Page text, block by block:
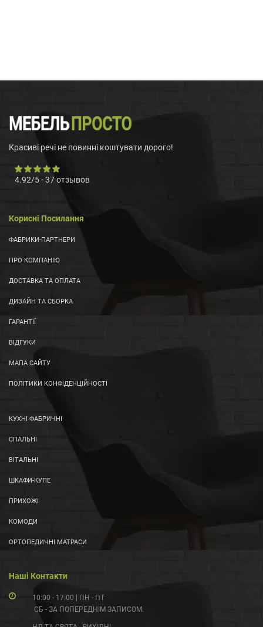
Красиві речі не повинні коштувати дорого!
4.92/5-37отзывов
Корисні Посилання
ФАБРИКИ-ПАРТНЕРИ
ПРО КОМПАНІЮ
ДОСТАВКА ТА ОПЛАТА
ДИЗАЙН ТА СБОРКА
ГАРАНТІЇ
ВІДГУКИ
МАПА САЙТУ
ПОЛІТИКИ КОНФІДЕНЦІЙНОСТІ
КУХНІ ФАБРИЧНІ
СПАЛЬНІ
ВІТАЛЬНІ
ШКАФИ-КУПЕ
ПРИХОЖІ
КОМОДИ
ОРТОПЕДИЧНІ МАТРАСИ
Наші Контакти
10:00 - 17:00 | ПН - ПТ
СБ - ЗА ПОПЕРЕДНІМ ЗАПИСОМ.